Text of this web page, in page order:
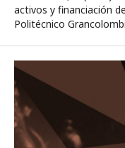
activos y financiación
Politécnico